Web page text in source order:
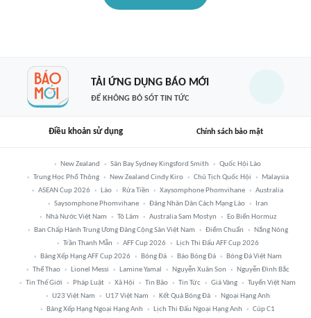
TẢI ỨNG DỤNG BÁO MỚI
ĐỂ KHÔNG BỎ SÓT TIN TỨC
Điều khoản sử dụng Chính sách bảo mật
New Zealand Sân Bay Sydney Kingsford Smith
Quốc Hội Lào
Trung Học Phổ Thông
New Zealand Cindy Kiro Chủ Tịch Quốc Hội
Malaysia
ASEAN Cup 2026
Lào Rửa Tiền Xaysomphone Phomvihane
Australia
Saysomphone Phomvihane
Đảng Nhân Dân Cách Mạng Lào
Iran
Nhà Nước Việt Nam
Tô Lâm Australia Sam Mostyn
Eo Biển Hormuz
Ban Chấp Hành Trung Ương Đảng Cộng Sản Việt Nam
Điểm Chuẩn
Nắng Nóng
Trần Thanh Mẫn
AFF Cup 2026
Lịch Thi Đấu AFF Cup 2026
Bảng Xếp Hạng AFF Cup 2026
Bóng Đá Báo Bóng Đá
Bóng Đá Việt Nam
Thể Thao
Lionel Messi Lamine Yamal Nguyễn Xuân Son
Nguyễn Đình Bắc
Tin Thế Giới
Pháp Luật Xã Hội Tin Bão Tin Tức Giá Vàng
Tuyển Việt Nam
U23 Việt Nam
U17 Việt Nam Kết Quả Bóng Đá
Ngoại Hạng Anh
Bảng Xếp Hạng Ngoại Hạng Anh
Lịch Thi Đấu Ngoại Hạng Anh Cúp C1